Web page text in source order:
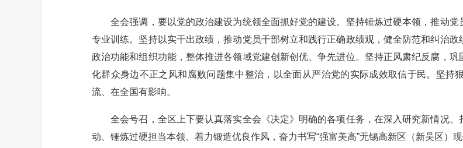
全会强调，要以党的政治建设为统领全面抓好党的建设。坚持锤炼过硬本领，推动党
专业训练。坚持以实干出政绩，推动党员干部树立和践行正确政绩观，健全防范和纠治
政治功能和组织功能，整体推进各领域党建创新创优、争先进位。坚持正风肃纪反腐，
化群众身边不正之风和腐败问题集中整治，以全面从严治党的实际成效取信于民。坚持
流、在全国有影响。
全会号召，全区上下要认真落实全会《决定》明确的各项任务，在深入研究新情况、
动、锤炼过硬担当本领、着力锻造优良作风，奋力书写“强富美高”无锡高新区（新吴区）现